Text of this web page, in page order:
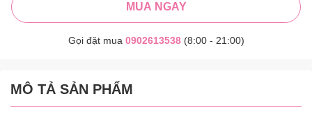
MUA NGAY
Gọi đặt mua 0902613538(8:00 - 21:00)
MÔ TẢ SẢN PHẨM